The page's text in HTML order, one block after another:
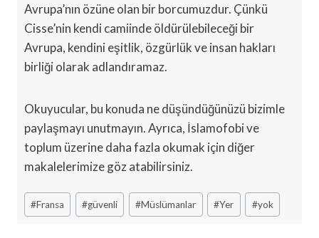
Avrupa’nın özüne olan bir borcumuzdur. Çünkü
Cisse’nin kendi camiinde öldürülebileceği bir
Avrupa, kendini eşitlik, özgürlük ve insan hakları
birliği olarak adlandıramaz.
Okuyucular, bu konuda ne düşündüğünüzü bizimle
paylaşmayı unutmayın. Ayrıca, İslamofobi ve
toplum üzerine daha fazla okumak için diğer
makalelerimize göz atabilirsiniz.
Post
Tags:
#Fransa #güvenli #Müslümanlar #Yer #yok